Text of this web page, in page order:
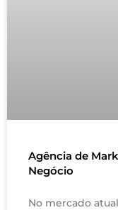
Agência de
Negócio
No mercado